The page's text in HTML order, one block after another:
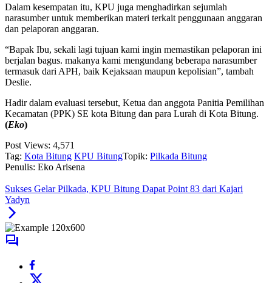
Dalam kesempatan itu, KPU juga menghadirkan sejumlah
narasumber untuk memberikan materi terkait penggunaan anggaran
dan pelaporan anggaran.
“Bapak Ibu, sekali lagi tujuan kami ingin memastikan pelaporan ini
berjalan bagus. makanya kami mengundang beberapa narasumber
termasuk dari APH, baik Kejaksaan maupun kepolisian”, tambah
Deslie.
Hadir dalam evaluasi tersebut, Ketua dan anggota Panitia Pemilihan
Kecamatan (PPK) SE kota Bitung dan para Lurah di Kota Bitung.
(Eko)
Post Views: 4,571
Tag: Kota Bitung KPU BitungTopik: Pilkada Bitung
Penulis: Eko Arisena
Sukses Gelar Pilkada, KPU Bitung Dapat Point 83 dari Kajari
Yadyn